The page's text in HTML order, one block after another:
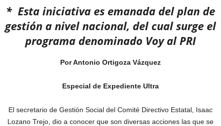
* Esta iniciativa es emanada del plan de
gestión a nivel nacional, del cual surge el
programa denominado Voy al PRI
Por Antonio Ortigoza Vázquez
Especial de Expediente Ultra
El secretario de Gestión Social del Comité Directivo Estatal, Isaac
Lozano Trejo, dio a conocer que son diversas acciones las que se